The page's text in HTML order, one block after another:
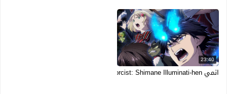
23:40
انمي Ao no Exorcist: Shimane Illuminati-hen الحلقة 1 الاولى مترجمة